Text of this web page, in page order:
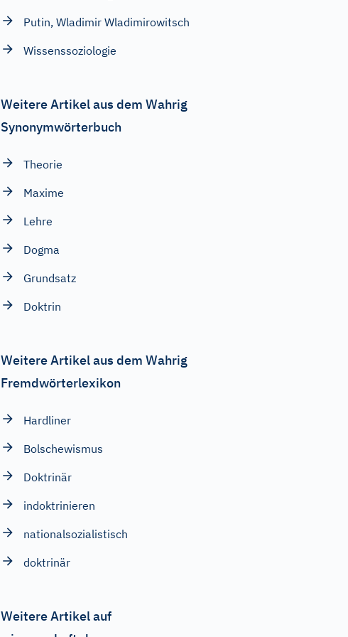
Putin, Wladimir Wladimirowitsch
Wissenssoziologie
Weitere Artikel aus dem Wahrig
Synonymwörterbuch
Theorie
Maxime
Lehre
Dogma
Grundsatz
Doktrin
Weitere Artikel aus dem Wahrig
Fremdwörterlexikon
Hardliner
Bolschewismus
Doktrinär
indoktrinieren
nationalsozialistisch
doktrinär
Weitere Artikel auf